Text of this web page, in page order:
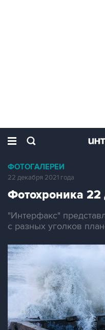
ФОТОГАЛЕРЕИ
22 декабря 2021 года
Фотохроника 22
"Интерфакс"
с разных уголков